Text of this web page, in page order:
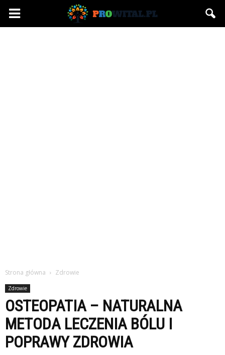
Prowital.pl
Strona główna Zdrowie
Zdrowie
OSTEOPATIA – NATURALNA
METODA LECZENIA BÓLU I
POPRAWY ZDROWIA